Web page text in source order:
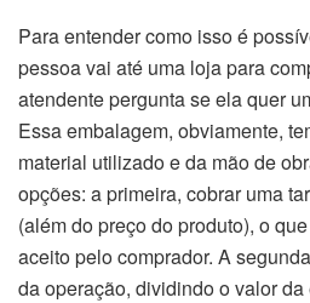
Para entender como isso é
pessoa vai até uma loja para
atendente pergunta se ela quer
Essa embalagem, obviamente,
material utilizado e da mão de
opções: a primeira, cobrar uma
(além do preço do produto), o
aceito pelo comprador. A
da operação, dividindo o valor